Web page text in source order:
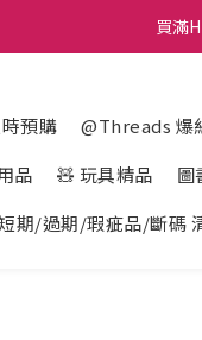
買滿
預購 @Threads 爆
品
🧸 玩具精品 圖
期/過期/瑕疵品/斷碼